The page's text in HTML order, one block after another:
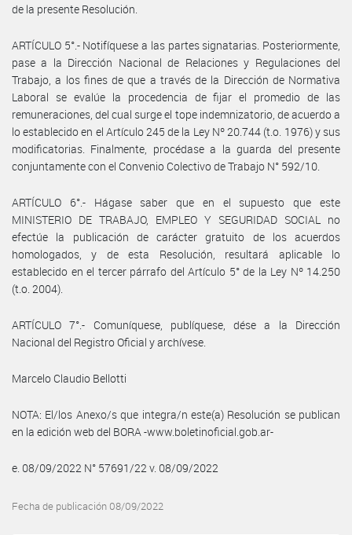
de la presente Resolución.
ARTÍCULO 5°.- Notifíquese a las partes signatarias. Posteriormente,
pase a la Dirección Nacional de Relaciones y Regulaciones del
Trabajo, a los fines de que a través de la Dirección de Normativa
Laboral se evalúe la procedencia de fijar el promedio de las
remuneraciones, del cual surge el tope indemnizatorio, de acuerdo a
lo establecido en el Artículo 245 de la Ley Nº 20.744 (t.o. 1976) y sus
modificatorias. Finalmente, procédase a la guarda del presente
conjuntamente con el Convenio Colectivo de Trabajo N° 592/10.
ARTÍCULO 6°.- Hágase saber que en el supuesto que este
MINISTERIO DE TRABAJO, EMPLEO Y SEGURIDAD SOCIAL no
efectúe la publicación de carácter gratuito de los acuerdos
homologados, y de esta Resolución, resultará aplicable lo
establecido en el tercer párrafo del Artículo 5° de la Ley Nº 14.250
(t.o. 2004).
ARTÍCULO 7°.- Comuníquese, publíquese, dése a la Dirección
Nacional del Registro Oficial y archívese.
Marcelo Claudio Bellotti
NOTA: El/los Anexo/s que integra/n este(a) Resolución se publican
en la edición web del BORA -www.boletinoficial.gob.ar-
e. 08/09/2022 N° 57691/22 v. 08/09/2022
Fecha de publicación 08/09/2022